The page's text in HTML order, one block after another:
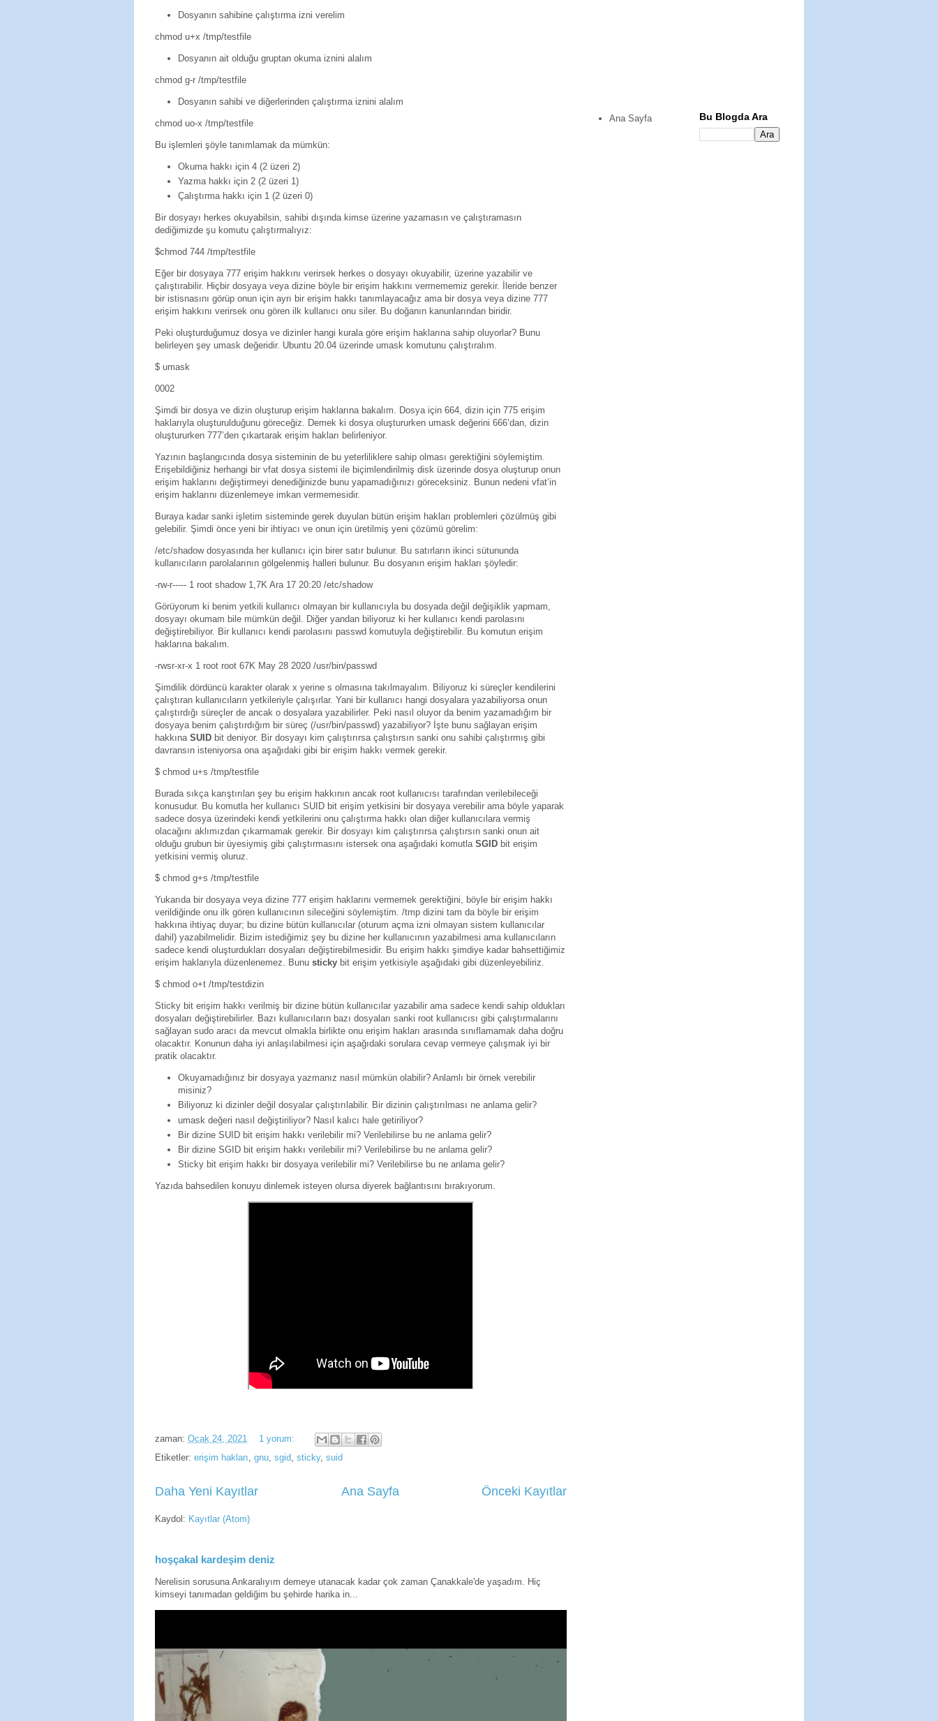
Dosyanın sahibine çalıştırma izni verelim
chmod u+x /tmp/testfile
Dosyanın ait olduğu gruptan okuma iznini alalım
chmod g-r /tmp/testfile
Dosyanın sahibi ve diğerlerinden çalıştırma iznini alalım
chmod uo-x /tmp/testfile
Bu işlemleri şöyle tanımlamak da mümkün:
Okuma hakkı için 4 (2 üzeri 2)
Yazma hakkı için 2 (2 üzeri 1)
Çalıştırma hakkı için 1 (2 üzeri 0)
Bir dosyayı herkes okuyabilsin, sahibi dışında kimse üzerine yazamasın ve çalıştıramasın
dediğimizde şu komutu çalıştırmalıyız:
$chmod 744 /tmp/testfile
Eğer bir dosyaya 777 erişim hakkını verirsek herkes o dosyayı okuyabilir, üzerine yazabilir ve
çalıştırabilir. Hiçbir dosyaya veya dizine böyle bir erişim hakkını vermememiz gerekir. İleride benzer
bir istisnasını görüp onun için ayrı bir erişim hakkı tanımlayacağız ama bir dosya veya dizine 777
erişim hakkını verirsek onu gören ilk kullanıcı onu siler. Bu doğanın kanunlarından biridir.
Peki oluşturduğumuz dosya ve dizinler hangi kurala göre erişim haklarına sahip oluyorlar? Bunu
belirleyen şey umask değeridir. Ubuntu 20.04 üzerinde umask komutunu çalıştıralım.
$ umask
0002
Şimdi bir dosya ve dizin oluşturup erişim haklarına bakalım. Dosya için 664, dizin için 775 erişim
haklarıyla oluşturulduğunu göreceğiz. Demek ki dosya oluştururken umask değerini 666’dan, dizin
oluştururken 777’den çıkartarak erişim hakları belirleniyor.
Yazının başlangıcında dosya sisteminin de bu yeterliliklere sahip olması gerektiğini söylemiştim.
Erişebildiğiniz herhangi bir vfat dosya sistemi ile biçimlendirilmiş disk üzerinde dosya oluşturup onun
erişim haklarını değiştirmeyi denediğinizde bunu yapamadığınızı göreceksiniz. Bunun nedeni vfat’in
erişim haklarını düzenlemeye imkan vermemesidir.
Buraya kadar sanki işletim sisteminde gerek duyulan bütün erişim hakları problemleri çözülmüş gibi
gelebilir. Şimdi önce yeni bir ihtiyacı ve onun için üretilmiş yeni çözümü görelim:
/etc/shadow dosyasında her kullanıcı için birer satır bulunur. Bu satırların ikinci sütununda
kullanıcıların parolalarının gölgelenmiş halleri bulunur. Bu dosyanın erişim hakları şöyledir:
-rw-r----- 1 root shadow 1,7K Ara 17 20:20 /etc/shadow
Görüyorum ki benim yetkili kullanıcı olmayan bir kullanıcıyla bu dosyada değil değişiklik yapmam,
dosyayı okumam bile mümkün değil. Diğer yandan biliyoruz ki her kullanıcı kendi parolasını
değiştirebiliyor. Bir kullanıcı kendi parolasını passwd komutuyla değiştirebilir. Bu komutun erişim
haklarına bakalım.
-rwsr-xr-x 1 root root 67K May 28 2020 /usr/bin/passwd
Şimdilik dördüncü karakter olarak x yerine s olmasına takılmayalım. Biliyoruz ki süreçler kendilerini
çalıştıran kullanıcıların yetkileriyle çalışırlar. Yani bir kullanıcı hangi dosyalara yazabiliyorsa onun
çalıştırdığı süreçler de ancak o dosyalara yazabilirler. Peki nasıl oluyor da benim yazamadığım bir
dosyaya benim çalıştırdığım bir süreç (/usr/bin/passwd) yazabiliyor? İşte bunu sağlayan erişim
hakkına SUID bit deniyor. Bir dosyayı kim çalıştırırsa çalıştırsın sanki onu sahibi çalıştırmış gibi
davransın isteniyorsa ona aşağıdaki gibi bir erişim hakkı vermek gerekir.
$ chmod u+s /tmp/testfile
Burada sıkça karıştırılan şey bu erişim hakkının ancak root kullanıcısı tarafından verilebileceği
konusudur. Bu komutla her kullanıcı SUID bit erişim yetkisini bir dosyaya verebilir ama böyle yaparak
sadece dosya üzerindeki kendi yetkilerini onu çalıştırma hakkı olan diğer kullanıcılara vermiş
olacağını aklımızdan çıkarmamak gerekir. Bir dosyayı kim çalıştırırsa çalıştırsın sanki onun ait
olduğu grubun bir üyesiymiş gibi çalıştırmasını istersek ona aşağıdaki komutla SGID bit erişim
yetkisini vermiş oluruz.
$ chmod g+s /tmp/testfile
Yukarıda bir dosyaya veya dizine 777 erişim haklarını vermemek gerektiğini, böyle bir erişim hakkı
verildiğinde onu ilk gören kullanıcının sileceğini söylemiştim. /tmp dizini tam da böyle bir erişim
hakkına ihtiyaç duyar; bu dizine bütün kullanıcılar (oturum açma izni olmayan sistem kullanıcılar
dahil) yazabilmelidir. Bizim istediğimiz şey bu dizine her kullanıcının yazabilmesi ama kullanıcıların
sadece kendi oluşturdukları dosyaları değiştirebilmesidir. Bu erişim hakkı şimdiye kadar bahsettiğimiz
erişim haklarıyla düzenlenemez. Bunu sticky bit erişim yetkisiyle aşağıdaki gibi düzenleyebiliriz.
$ chmod o+t /tmp/testdizin
Sticky bit erişim hakkı verilmiş bir dizine bütün kullanıcılar yazabilir ama sadece kendi sahip oldukları
dosyaları değiştirebilirler. Bazı kullanıcıların bazı dosyaları sanki root kullanıcısı gibi çalıştırmalarını
sağlayan sudo aracı da mevcut olmakla birlikte onu erişim hakları arasında sınıflamamak daha doğru
olacaktır. Konunun daha iyi anlaşılabilmesi için aşağıdaki sorulara cevap vermeye çalışmak iyi bir
pratik olacaktır.
Okuyamadığınız bir dosyaya yazmanız nasıl mümkün olabilir? Anlamlı bir örnek verebilir
misiniz?
Biliyoruz ki dizinler değil dosyalar çalıştırılabilir. Bir dizinin çalıştırılması ne anlama gelir?
umask değeri nasıl değiştiriliyor? Nasıl kalıcı hale getiriliyor?
Bir dizine SUID bit erişim hakkı verilebilir mi? Verilebilirse bu ne anlama gelir?
Bir dizine SGID bit erişim hakkı verilebilir mi? Verilebilirse bu ne anlama gelir?
Sticky bit erişim hakkı bir dosyaya verilebilir mi? Verilebilirse bu ne anlama gelir?
Yazıda bahsedilen konuyu dinlemek isteyen olursa diyerek bağlantısını bırakıyorum.
zaman: Ocak 24, 2021
1 yorum:
Etiketler: erişim hakları gnu sgid sticky, suid
Daha Yeni Kayıtlar Önceki Kayıtlar
Ana Sayfa
Kaydol: Kayıtlar (Atom)
hoşçakal kardeşim deniz
Nerelisin sorusuna Ankaralıyım demeye utanacak kadar çok zaman Çanakkale'de yaşadım. Hiç
kimseyi tanımadan geldiğim bu şehirde harika in...
Ana Sayfa Bu Blogda Ara